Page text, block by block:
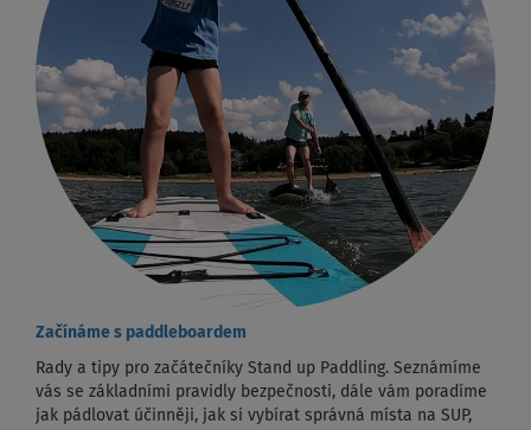
Začínáme s paddleboardem
Rady a tipy pro začátečníky Stand up Paddling. Seznámíme
vás se základními pravidly bezpečnosti, dále vám poradíme
jak pádlovat účinněji, jak si vybírat správná místa na SUP,